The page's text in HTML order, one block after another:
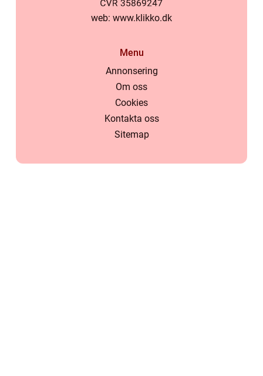
web: www.klikko.dk
Menu
Annonsering
Om oss
Cookies
Kontakta oss
Sitemap